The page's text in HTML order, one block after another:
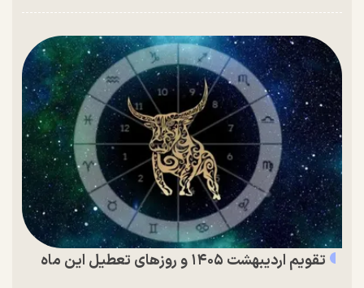
تقویم اردیبهشت ۱۴۰۵ و روز‌های تعطیل این ماه